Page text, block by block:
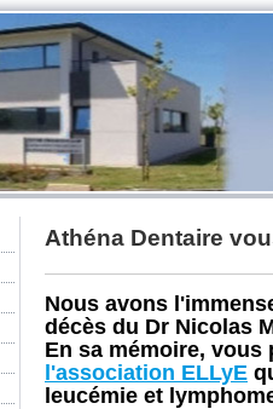
Athéna Dentaire
Nous avons
décès du Dr Nicolas
En sa mémoire, vous
l'association ELLyE
leucémie et